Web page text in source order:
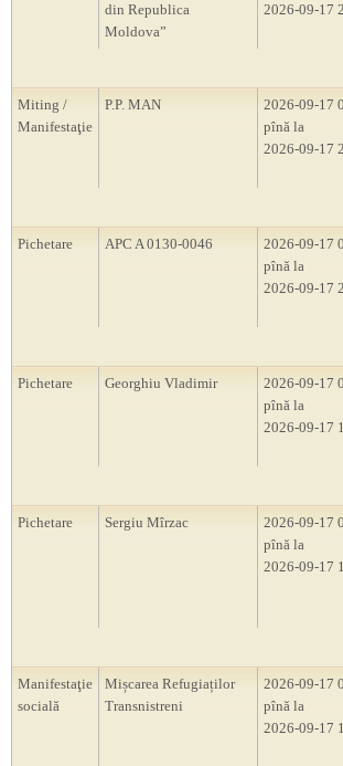
din Republica
Moldova”
2026-09-17
Miting /
Manifestaţie
P.P. MAN
2026-09-17
pînă la
2026-09-17
Pichetare APC A 0130-0046
2026-09-17
pînă la
2026-09-17
Pichetare Georghiu Vladimir
2026-09-17
pînă la
2026-09-17
Pichetare Sergiu Mîrzac
2026-09-17
pînă la
2026-09-17
Manifestaţie
socială
Mișcarea Refugiaților
Transnistreni
2026-09-17
pînă la
2026-09-17